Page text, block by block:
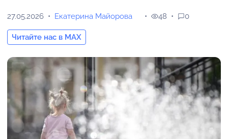
27.05.2026 Екатерина Майорова
Читайте нас в MAX
48 0